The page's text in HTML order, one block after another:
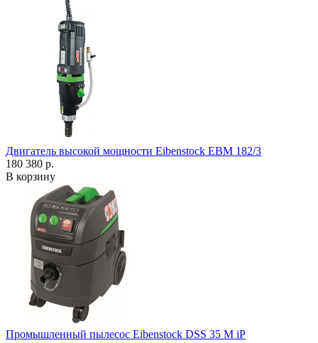
Двигатель высокой мощности Eibenstock EBM 182/3
180 380 р.
В корзину
Промышленный пылесос Eibenstock DSS 35 M iP